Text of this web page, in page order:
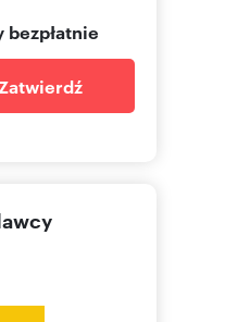
Zatwierdź